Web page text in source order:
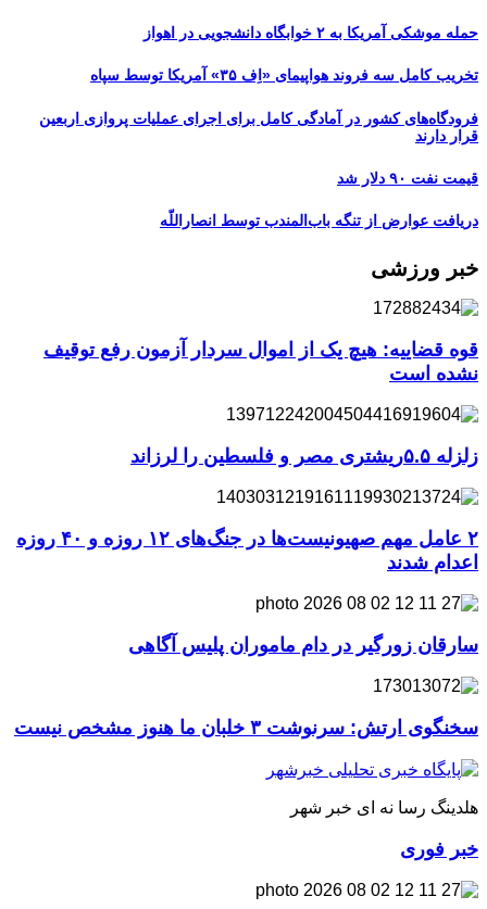
حمله موشکی آمریکا به ۲ خوابگاه دانشجویی در اهواز
تخریب کامل سه فروند هواپیمای «اِف ۳۵» آمریکا توسط سپاه
فرودگاه‌های کشور در آمادگی کامل برای اجرای عملیات پروازی اربعین
قرار دارند
قیمت نفت ۹۰ دلار شد
دریافت عوارض از تنگه باب‌المندب توسط انصاراللّه
خبر ورزشی
قوه قضاییه: هیچ یک از اموال سردار آزمون رفع توقیف
نشده است
زلزله ۵.۵ریشتری مصر و فلسطین را لرزاند
۲ عامل مهم صهیونیست‌ها در جنگ‌های ۱۲ روزه و ۴۰ روزه
اعدام شدند
سارقان زورگیر در دام ماموران پلیس آگاهی
سخنگوی ارتش: سرنوشت ۳ خلبان ما هنوز مشخص نیست
هلدینگ رسا نه ای خبر شهر
خبر فوری